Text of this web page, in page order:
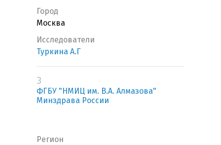
Город
Москва
Исследователи
Туркина А.Г
3
ФГБУ "НМИЦ им. В.А. Алмазова"
Минздрава России
Регион